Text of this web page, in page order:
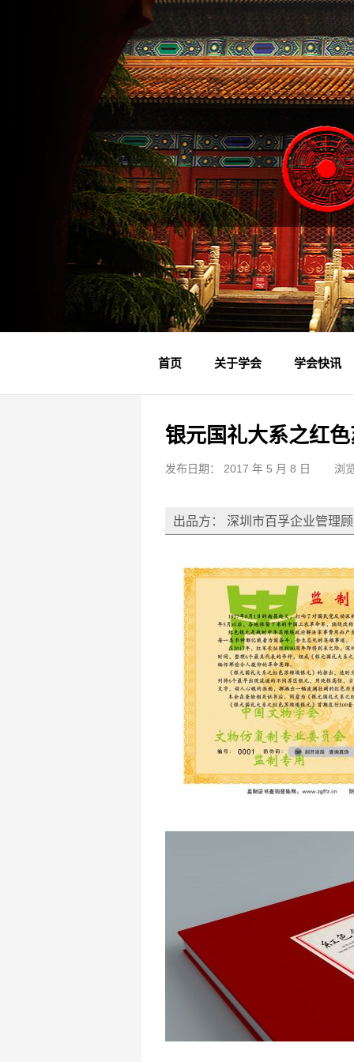
首页 关于学会
学会简介
章程制度
领导成员
理事名单
专家委员会
学术专家
学会会标
学会年鉴
学会快讯
学会动态
文物要闻
银元国礼大系之红
发布日期： 2017 年 5 月 8 日 浏
出品方： 深圳市百孚企业管理